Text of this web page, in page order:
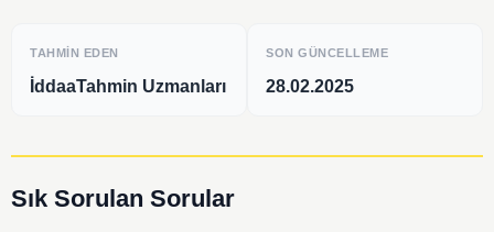
TAHMIN EDEN
İddaaTahmin Uzmanları
SON GÜNCELLEME
28.02.2025
Sık Sorulan Sorular